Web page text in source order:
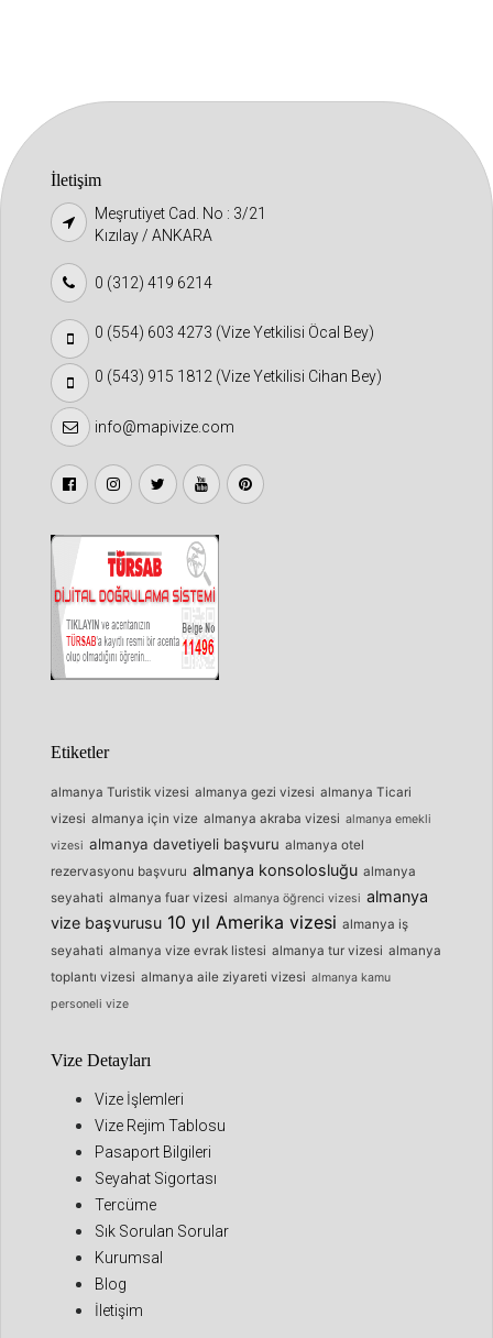
İletişim
Meşrutiyet Cad. No : 3/21
Kızılay / ANKARA
0 (312) 419 6214
0 (554) 603 4273 (Vize Yetkilisi Öcal Bey)
0 (543) 915 1812 (Vize Yetkilisi Cihan Bey)
info@mapivize.com
Etiketler
almanya Turistik vizesi almanya gezi vizesi almanya Ticari
vizesi almanya için vize almanya akraba vizesi almanya emekli
vizesi almanya davetiyeli başvuru almanya otel
rezervasyonu başvuru almanya konsolosluğu almanya
seyahati almanya fuar vizesi almanya öğrenci vizesi almanya
vize başvurusu 10 yıl Amerika vizesi almanya iş
seyahati almanya vize evrak listesi almanya tur vizesi almanya
toplantı vizesi almanya aile ziyareti vizesi almanya kamu
personeli vize
Vize Detayları
Vize İşlemleri
Vize Rejim Tablosu
Pasaport Bilgileri
Seyahat Sigortası
Tercüme
Sık Sorulan Sorular
Kurumsal
Blog
İletişim